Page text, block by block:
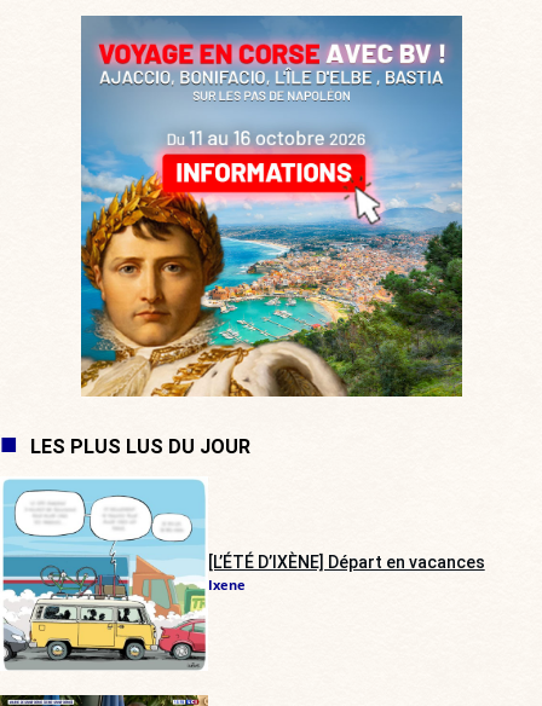
LES PLUS LUS DU JOUR
[L’ÉTÉ D’IXÈNE] Départ en vacances
Ixene